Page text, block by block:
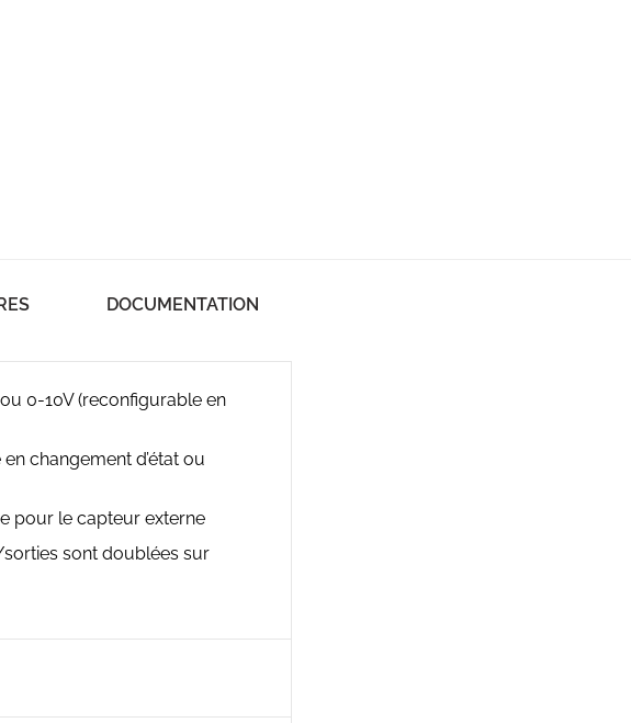
DOCUMENTATION
0-10V (reconfigurable en
changement d’état ou
pour le capteur externe
sont doublées sur